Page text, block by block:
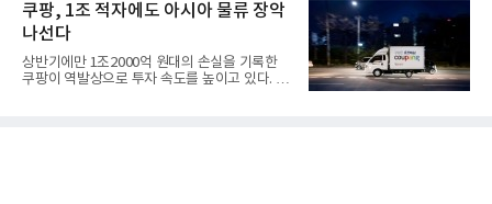
쿠팡, 1조 적자에도 아시아 물류 장악
나선다
상반기에만 1조2000억 원대의 손실을 기록한
쿠팡이 역발상으로 투자 속도를 높이고 있다. 이